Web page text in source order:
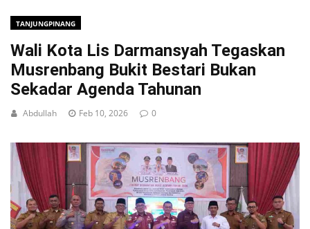
TANJUNGPINANG
Wali Kota Lis Darmansyah Tegaskan
Musrenbang Bukit Bestari Bukan
Sekadar Agenda Tahunan
Abdullah Feb 10, 2026 0